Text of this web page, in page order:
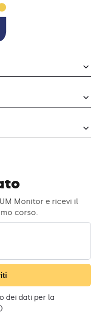
Monitor e ricevi il
corso.
dei dati per la
)